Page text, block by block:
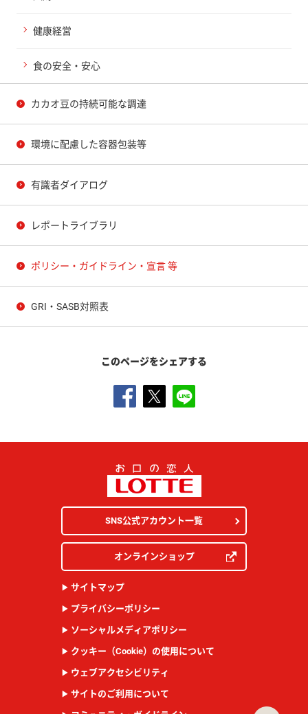
健康経営
食の安全・安心
カカオ豆の持続可能な調達
環境に配慮した容器包装等
有識者ダイアログ
レポートライブラリ
ポリシー・ガイドライン・宣言 等
GRI・SASB対照表
このページをシェアする
サイトマップ
プライバシーポリシー
ソーシャルメディアポリシー
クッキー（Cookie）の使用について
ウェブアクセシビリティ
サイトのご利用について
SNS公式アカウント一覧
オンラインショップ